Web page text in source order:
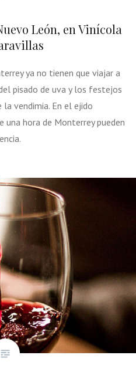
León, en Vinícola
ya no tienen que viajar a
pisado de uva y los festejos
vendimia. En el ejido
una hora de Monterrey pueden